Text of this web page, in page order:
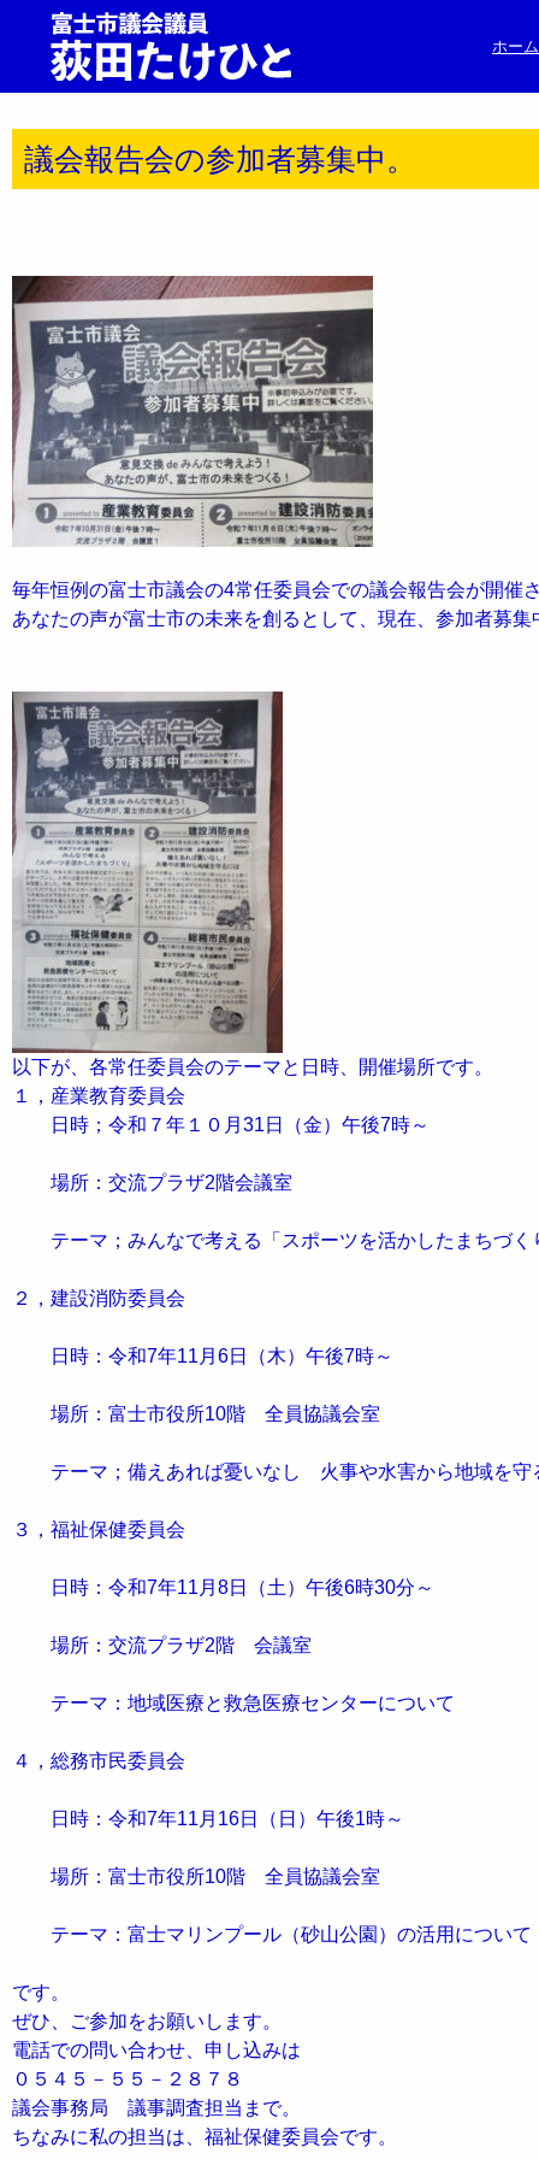
ホーム
議会報告会の参加者募集中。
毎年恒例の富士市議会の4常任委員会での議会報告会が開催さ
あなたの声が富士市の未来を創るとして、現在、参加者募集
以下が、各常任委員会のテーマと日時、開催場所です。
１，産業教育委員会
日時；令和７年１０月31日（金）午後7時～
場所：交流プラザ2階会議室
テーマ；みんなで考える「スポーツを活かしたまちづく
２，建設消防委員会
日時：令和7年11月6日（木）午後7時～
場所：富士市役所10階 全員協議会室
テーマ；備えあれば憂いなし 火事や水害から地域を守
３，福祉保健委員会
日時：令和7年11月8日（土）午後6時30分～
場所：交流プラザ2階 会議室
テーマ：地域医療と救急医療センターについて
４，総務市民委員会
日時：令和7年11月16日（日）午後1時～
場所：富士市役所10階 全員協議会室
テーマ：富士マリンプール（砂山公園）の活用について
です。
ぜひ、ご参加をお願いします。
電話での問い合わせ、申し込みは
０５４５－５５－２８７８
議会事務局 議事調査担当まで。
ちなみに私の担当は、福祉保健委員会です。